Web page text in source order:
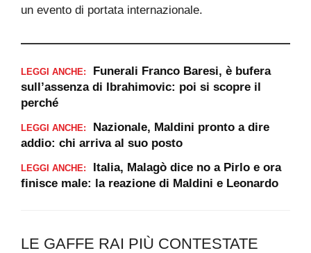
un evento di portata internazionale.
LEGGI ANCHE:
Funerali Franco Baresi, è bufera
sull’assenza di Ibrahimovic: poi si scopre il
perché
LEGGI ANCHE:
Nazionale, Maldini pronto a dire
addio: chi arriva al suo posto
LEGGI ANCHE:
Italia, Malagò dice no a Pirlo e ora
finisce male: la reazione di Maldini e Leonardo
LE GAFFE RAI PIÙ CONTESTATE